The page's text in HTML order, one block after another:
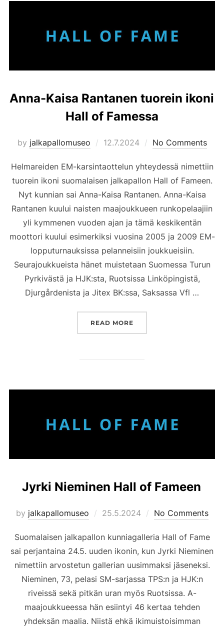
Anna-Kaisa Rantanen tuorein ikoni
Hall of Famessa
by jalkapallomuseo
Posted
12.7.2024 No Comments
Helmareiden EM-karsintaottelun yhteydessä nimettiin
tuorein ikoni suomalaisen jalkapallon Hall of Fameen.
Nyt kunnian sai Anna-Kaisa Rantanen. Anna-Kaisa
Rantanen kuului naisten maajoukkueen runkopelaajiin
yli kymmenen vuoden ajan ja tämä keskikentän
moottori kuului esimerkiksi vuosina 2005 ja 2009 EM-
lopputurnauksissa pelanneisiin joukkueisiin.
Seurajoukkueista hänet muistetaan Suomessa Turun
Pyrkivästä ja HJK:sta, Ruotsissa Linköpingistä,
Djurgårdenista ja Jitex BK:ssa, Saksassa Vfl …
READ MORE
Jyrki Nieminen Hall of Fameen
by jalkapallomuseo
Posted
25.5.2024 No Comments
Suomalaisen jalkapallon kunniagalleria Hall of Fame
sai perjantaina 24.5. uuden ikonin, kun Jyrki Nieminen
nimettiin arvostetun gallerian uusimmaksi jäseneksi.
Nieminen, 73, pelasi SM-sarjassa TPS:n ja HJK:n
riveissä sekä pitkän uran myös Ruotsissa. A-
maajoukkueessa hän esiintyi 46 kertaa tehden
yhdeksän maalia. Niistä ehkä ikimuistoisimman